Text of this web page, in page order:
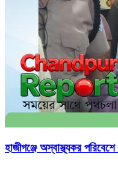
হাজীগঞ্জে অস্বাস্থ্যকর